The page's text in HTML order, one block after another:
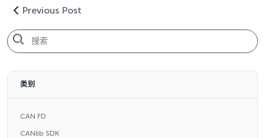
Previous Post
类别
CAN FD
CANlib SDK